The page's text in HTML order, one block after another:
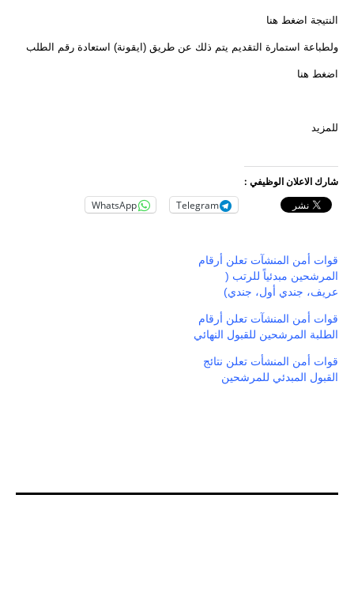
النتيجة اضغط هنا
ولطباعة استمارة التقديم يتم ذلك عن طريق (ايقونة) استعادة رقم الطلب
اضغط هنا
للمزيد
شارك الاعلان الوظيفي :
Telegram
WhatsApp
قوات أمن المنشآت تعلن أرقام
المرشحين مبدئياً للرتب (
عريف، جندي أول، جندي)
قوات أمن المنشآت تعلن أرقام
الطلبة المرشحين للقبول النهائي
قوات أمن المنشأت تعلن نتائج
القبول المبدئي للمرشحين